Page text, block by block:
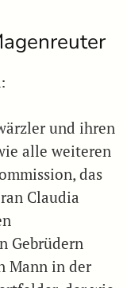
und ihren
alle weiteren
das
Claudia
Gebrüdern
Mann in der